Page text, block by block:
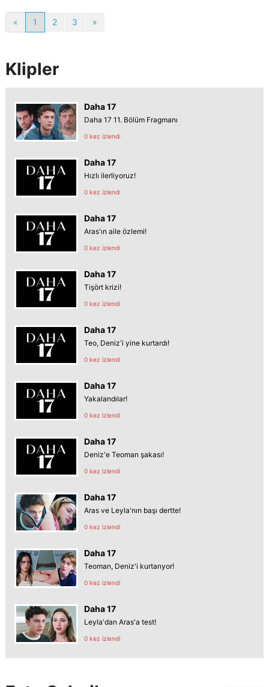
« 1 2 3 »
Klipler
Daha 17
Daha 17 11. Bölüm Fragmanı
0 kez izlendi
Daha 17
Hızlı ilerliyoruz!
0 kez izlendi
Daha 17
Aras'ın aile özlemi!
0 kez izlendi
Daha 17
Tişört krizi!
0 kez izlendi
Daha 17
Teo, Deniz'i yine kurtardı!
0 kez izlendi
Daha 17
Yakalandılar!
0 kez izlendi
Daha 17
Deniz'e Teoman şakası!
0 kez izlendi
Daha 17
Aras ve Leyla'nın başı dertte!
0 kez izlendi
Daha 17
Teoman, Deniz'i kurtarıyor!
0 kez izlendi
Daha 17
Leyla'dan Aras'a test!
0 kez izlendi